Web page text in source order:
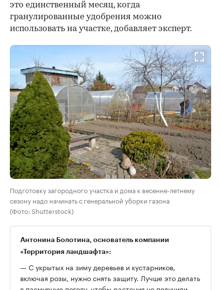
это единственный месяц, когда
гранулированные удобрения можно
использовать на участке, добавляет эксперт.
Подготовку загородного участка и дома к весенне-летнему
сезону надо начинать с генеральной уборки газона
(Фото: Shutterstock)
Антонина Болотина, основатель компании
«Территория ландшафта»:
— С укрытых на зиму деревьев и кустарников,
включая розы, нужно снять защиту. Лучше это делать